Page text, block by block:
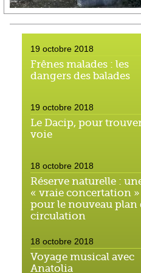
19 octobre 2018
Frênes malades : les
dangers des balades
19 octobre 2018
Le Dacip, pour
voie
18 octobre 2018
Réserve naturelle :
« vraie concertation »
pour le nouveau plan
circulation
18 octobre 2018
Voyage musical avec
Anatolia